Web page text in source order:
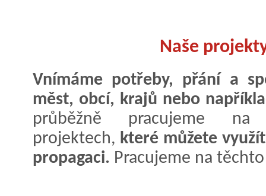
Naše
Vnímáme potřeby, přání a
měst, obcí, krajů nebo
průběžně pracujeme
projektech, které můžete
propagaci. Pracujeme na